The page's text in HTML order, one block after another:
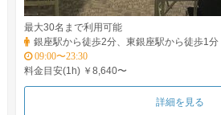
最大30名まで利用可能
銀座駅から徒歩2分、東銀座駅から徒歩1分
09:00〜23:30
料金目安(1h) ￥8,640〜
詳細を見る